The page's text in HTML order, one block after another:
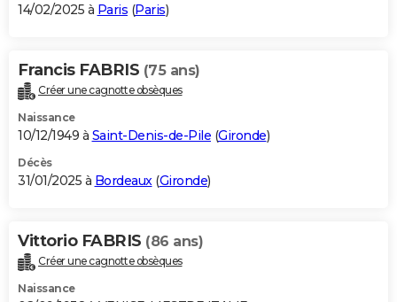
14/02/2025 à Paris (Paris)
Francis FABRIS (75 ans)
Créer une cagnotte obsèques
Naissance
10/12/1949 à Saint-Denis-de-Pile (Gironde)
Décès
31/01/2025 à Bordeaux(Gironde)
Vittorio FABRIS (86 ans)
Créer une cagnotte obsèques
Naissance